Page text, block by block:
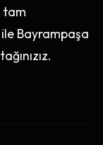
tam
Bayrampaşa